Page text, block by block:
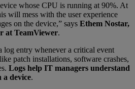
whose CPU is running at 90%. At
will mess with the user experience
on the device,” says Ethem Nostar,
at TeamViewer.
log entry whenever a critical event
patch installations, software crashes,
Logs help IT managers understand
a device.